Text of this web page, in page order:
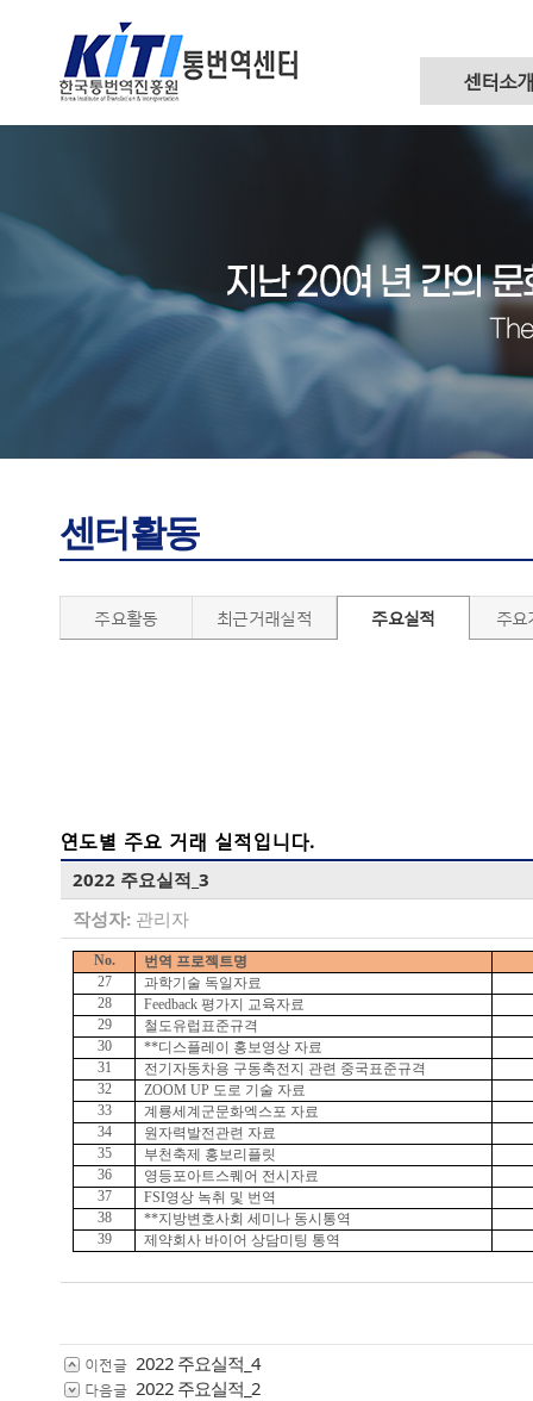
센터소개
센터활동
주요활동 최근거래실적 주요실적 주요
연도별 주요 거래 실적입니다.
2022 주요실적_3
작성자: 관리자
No.
번역 프로젝트명
27
과학기술 독일자료
28
Feedback평가지 교육자료
29
철도유럽표준규격
30
**디스플레이 홍보영상 자료
31
전기자동차용 구동축전지 관련 중국표준규격
32
ZOOM UP 도로 기술 자료
33
계룡세계군문화엑스포 자료
34
원자력발전관련 자료
35
부천축제 홍보리플릿
36
영등포아트스퀘어 전시자료
37
FSI영상 녹취 및 번역
38
**지방변호사회 세미나 동시통역
39
제약회사 바이어 상담미팅 통역
이전글 2022 주요실적_4
다음글 2022 주요실적_2